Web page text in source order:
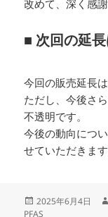
改めて、深く感
■ 次回の延
今回の販売延長
ただし、今後さ
不透明です。
今後の動向につ
せていただきます
投
稿
2025年6月4日
PFAS